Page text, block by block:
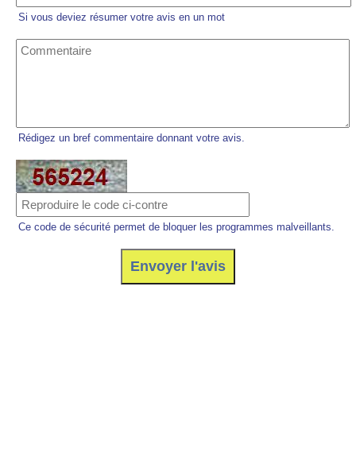
Si vous deviez résumer votre avis en un mot
Rédigez un bref commentaire donnant votre avis.
Ce code de sécurité permet de bloquer les programmes malveillants.